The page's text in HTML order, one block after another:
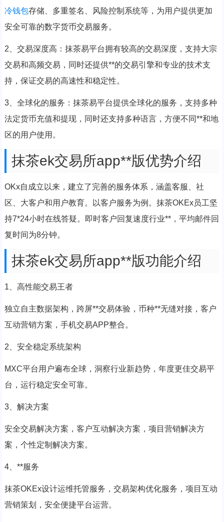
冷钱包存储、多重签名、风险控制系统等，为用户提供更加
安全可靠的数字货币交易服务。
2、交易深度高：抹茶易平台拥有较高的交易深度，支持大宗
交易和高频交易，同时还提供**的交易引擎和专业的技术支
持，保证交易的高速性和稳定性。
3、全球化的服务：抹茶易平台提供全球化的服务，支持多种
法定货币充值和提现，同时还支持多种语言，方便不同**和地
区的用户使用。
抹茶ek交易所app**版优势介绍
OKx自成立以来，建立了完善的服务体系，涵盖客服、社
区、大客户和用户教育。以客户服务为例。抹茶OKEx员工坚
持7*24小时在线答疑。即时客户回复速度行业**，平均邮件回
复时间为8分钟。
抹茶ek交易所app**版功能介绍
1、高性能交易王者
独立自主数据架构，跨屏**交易体验，币种**无缝对接，客户
互动营销方案，手机交易APP整合。
2、安全稳定系统架构
MXC平台用户遍布全球，洞察行业新趋势，年度更佳交易平
台，运行稳定安全可靠。
3、解决方案
安全交易解决方案，客户互动解决方案，项目营销解决方
案，个性定制解决方案。
4、**服务
抹茶OKEx设计运维托管服务，交易架构优化服务，项目互动
营销策划，安全便捷平台运营。